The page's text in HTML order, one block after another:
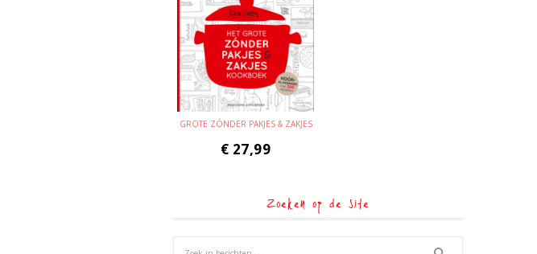
GROTE ZÓNDER PAKJES & ZAKJES
€ 27,99
Zoeken op de site